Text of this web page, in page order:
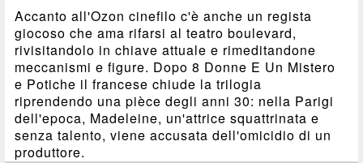
Accanto all'Ozon cinefilo c'è anche un regista
giocoso che ama rifarsi al teatro boulevard,
rivisitandolo in chiave attuale e rimeditandone
meccanismi e figure. Dopo 8 Donne E Un Mistero
e Potiche il francese chiude la trilogia
riprendendo una pièce degli anni 30: nella Parigi
dell'epoca, Madeleine, un'attrice squattrinata e
senza talento, viene accusata dell'omicidio di un
produttore.